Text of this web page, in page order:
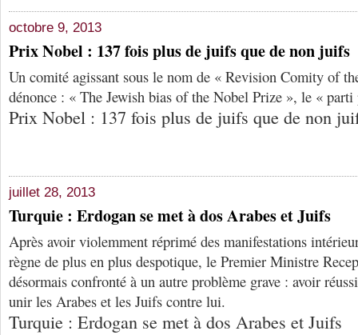
octobre 9, 2013
Prix Nobel : 137 fois plus de juifs que de non juifs
Un comité agissant sous le nom de « Revision Comity of
dénonce : « The Jewish bias of the Nobel Prize », le «
Prix Nobel : 137 fois plus de juifs que de non
juillet 28, 2013
Turquie : Erdogan se met à dos Arabes et Juifs
Après avoir violemment réprimé des manifestations
règne de plus en plus despotique, le Premier Ministre
désormais confronté à un autre problème grave : avoir
unir les Arabes et les Juifs contre lui.
Turquie : Erdogan se met à dos Arabes et Juifs